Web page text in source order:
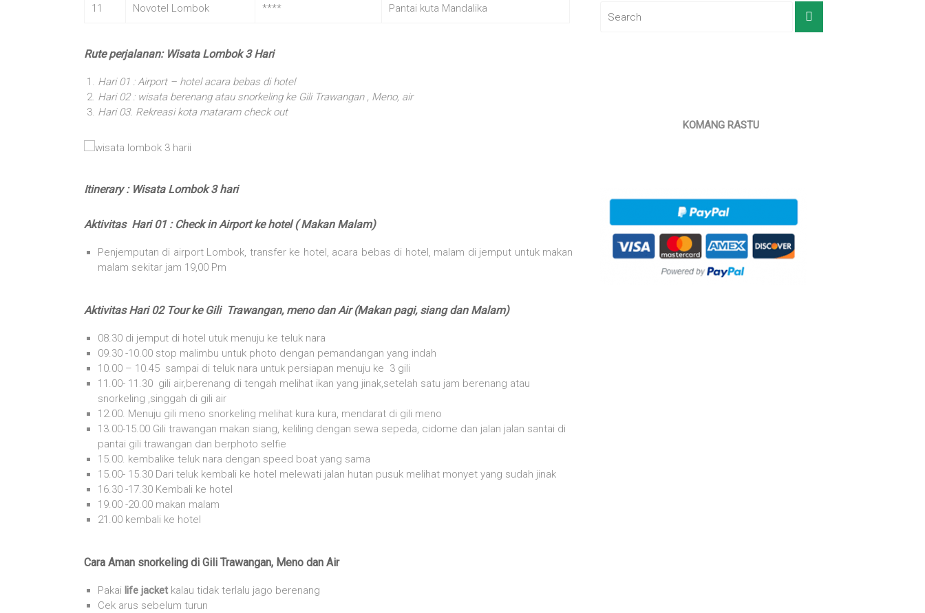
11 Novotel Lombok **** Pantai kuta Mandalika
Rute perjalanan: Wisata Lombok 3 Hari
Hari 01 : Airport – hotel acara bebas di hotel
Hari 02 : wisata berenang atau snorkeling ke Gili Trawangan , Meno, air
Hari 03. Rekreasi kota mataram check out
Itinerary : Wisata Lombok 3 hari
Aktivitas Hari 01 : Check in Airport ke hotel ( Makan Malam)
Penjemputan di airport Lombok, transfer ke hotel, acara bebas di hotel, malam di jemput untuk makan
malam sekitar jam 19,00 Pm
Aktivitas Hari 02 Tour ke Gili Trawangan, meno dan Air (Makan pagi, siang dan Malam)
08.30 di jemput di hotel utuk menuju ke teluk nara
09.30 -10.00 stop malimbu untuk photo dengan pemandangan yang indah
10.00 – 10.45 sampai di teluk nara untuk persiapan menuju ke 3 gili
11.00- 11.30 gili air,berenang di tengah melihat ikan yang jinak,setelah satu jam berenang atau
snorkeling ,singgah di gili air
12.00. Menuju gili meno snorkeling melihat kura kura, mendarat di gili meno
13.00-15.00 Gili trawangan makan siang, keliling dengan sewa sepeda, cidome dan jalan jalan santai di
pantai gili trawangan dan berphoto selfie
15.00. kembalike teluk nara dengan speed boat yang sama
15.00- 15.30 Dari teluk kembali ke hotel melewati jalan hutan pusuk melihat monyet yang sudah jinak
16.30 -17.30 Kembali ke hotel
19.00 -20.00 makan malam
21.00 kembali ke hotel
Cara Aman snorkeling di Gili Trawangan, Meno dan Air
Pakai life jacket kalau tidak terlalu jago berenang
Cek arus sebelum turun
KOMANG RASTU